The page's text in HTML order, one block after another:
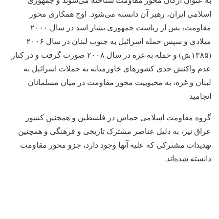
اسلامی ایران، رهبر آن دانسته می‌شود. اوج همکاری محور
مقاومت، پس از ریاست جمهوری بشار اسد در سال ۲۰۰۰
میلادی و سپس حمله اسرائیل به جنوب لبنان در سال ۲۰۰۶
(۱۳۸۵ش) و حمله به غزه در سال ۲۰۰۸ صورت گرفت و در کنار
عدم واکنش جدی کشورهای خاورمیانه به حملات اسرائیل به
لبنان و غزه، به محبوبیت محور مقاومت در میان مسلمانان
انجامید
گروه مقاومت اسلامی حماس در فلسطین و همچنین کشور
عراق نیز، به دلیل عناصر مشترک تاریخی و فرهنگی و همچنین
تهدیدات مشترکی که علیه آنها وجود دارد، جزو محور مقاومت
دانسته شده‌اند.